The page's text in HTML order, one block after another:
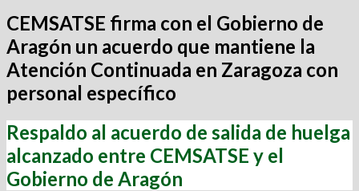
CEMSATSE firma con el Gobierno de
Aragón un acuerdo que mantiene la
Atención Continuada en Zaragoza con
personal específico
Respaldo al acuerdo de salida de huelga
alcanzado entre CEMSATSE y el
Gobierno de Aragón